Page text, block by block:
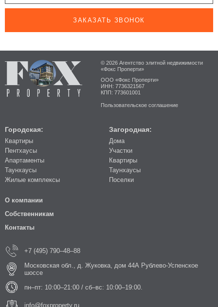
ЗАКАЗАТЬ ЗВОНОК
© 2026 Агентство элитной недвижимости
«Фокс Проперти»
ООО «Фокс Проперти»
ИНН: 7736321567
КПП: 773601001
Пользовательское соглашение
Городская:
Квартиры
Пентхаусы
Апартаменты
Таунхаусы
Жилые комплексы
Загородная:
Дома
Участки
Квартиры
Таунхаусы
Поселки
О компании
Собственникам
Контакты
+7 (495) 790–48–88
Московская обл., д. Жуковка, дом 44А Рублево-Успенское
шоссе
пн–пт: 10:00–21:00 / сб–вс: 10:00–19:00.
info@foxproperty.ru